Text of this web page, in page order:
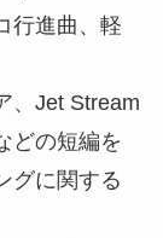
行進曲、軽
、Jet Stream
どの短編を
グに関する